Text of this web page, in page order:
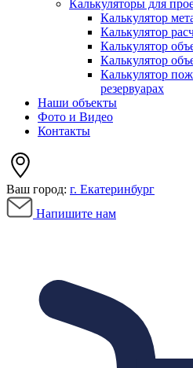
Калькуляторы для
Калькулятор
Калькулятор
Калькулятор
Калькулятор
Калькулятор
резервуарах
Наши объекты
Фото и Видео
Контакты
Ваш город: г. Екатеринбург
Напишите нам